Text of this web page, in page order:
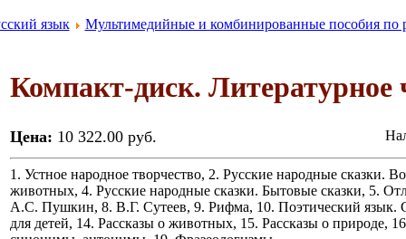
язык Мультимедийные и комбинированные пособия по
Компакт-диск. Литературное
Цена: 10 322.00 руб.
1. Устное народное творчество, 2. Русские народные сказки.
животных, 4. Русские народные сказки. Бытовые сказки, 5.
А.С. Пушкин, 8. В.Г. Сутеев, 9. Рифма, 10. Поэтический язык.
для детей, 14. Рассказы о животных, 15. Рассказы о природе,